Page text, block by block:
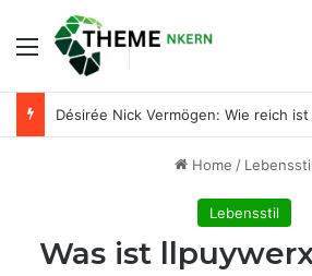
Menu
Home / Lebensstil
Lebensstil
Was ist